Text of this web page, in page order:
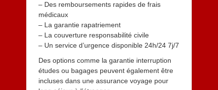
– Des remboursements rapides de frais
médicaux
– La garantie rapatriement
– La couverture responsabilité civile
– Un service d’urgence disponible 24h/24 7j/7
Des options comme la garantie interruption
études ou bagages peuvent également être
incluses dans une assurance voyage pour